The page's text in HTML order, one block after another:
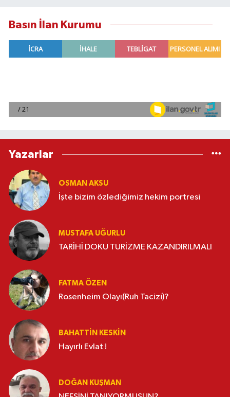
Basın İlan Kurumu
Yazarlar
OSMAN AKSU
İşte bizim özlediğimiz hekim portresi
MUSTAFA UĞURLU
TARİHİ DOKU TURİZME KAZANDIRILMALI
FATMA ÖZEN
Rosenheim Olayı(Ruh Tacizi)?
BAHATTIN KESKİN
Hayırlı Evlat !
DOĞAN KUŞMAN